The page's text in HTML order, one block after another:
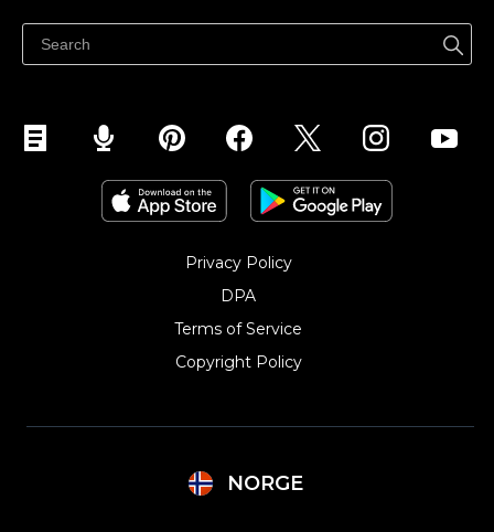
Selg på Facebook
Selg på Instagram
Privacy Policy
DPA
Terms of Service
Copyright Policy‎
NORGE